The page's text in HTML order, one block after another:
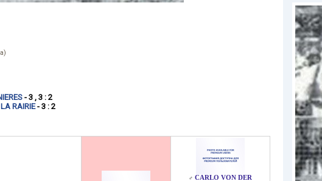
- 3 , 3 : 2
RAIRIE- 3 : 2
♂ CARLO VON DER